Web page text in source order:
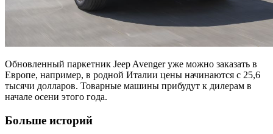
Обновленный паркетник Jeep Avenger уже можно заказать в
Европе, например, в родной Италии цены начинаются с 25,6
тысячи долларов. Товарные машины прибудут к дилерам в
начале осени этого года.
Больше историй